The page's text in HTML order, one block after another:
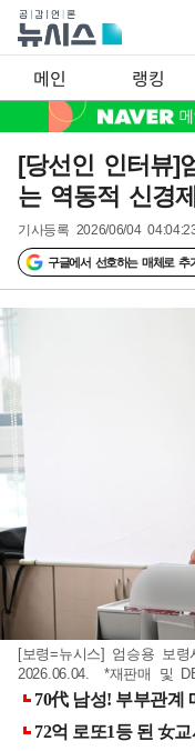
메인 랭킹
[당선인 인터뷰]
는 역동적 신경
기사등록 2026/06/04
구글에서 선호하는 매체로 추
[보령=뉴시스] 엄승용 보
2026.06.04. *재판매 및